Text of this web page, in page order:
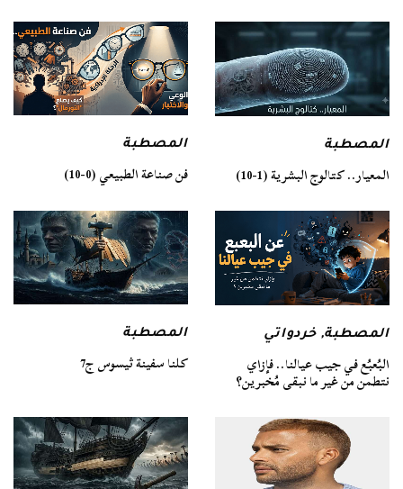
المصطبة
المعيار.. كتالوج البشرية (1-10)
المصطبة
فن صناعة الطبيعي (0-10)
المصطبة,خردواتي
البُعبُع في جيب عيالنا.. فإزاي
نتطمن من غير ما نبقى مُخبرين؟
المصطبة
كلنا سفينة ثيسوس ج7